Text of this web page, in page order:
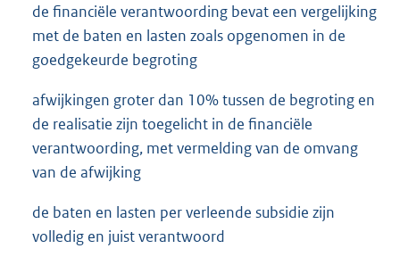
de financiële verantwoording bevat een vergelijking
met de baten en lasten zoals opgenomen in de
goedgekeurde begroting
afwijkingen groter dan 10% tussen de begroting en
de realisatie zijn toegelicht in de financiële
verantwoording, met vermelding van de omvang
van de afwijking
de baten en lasten per verleende subsidie zijn
volledig en juist verantwoord